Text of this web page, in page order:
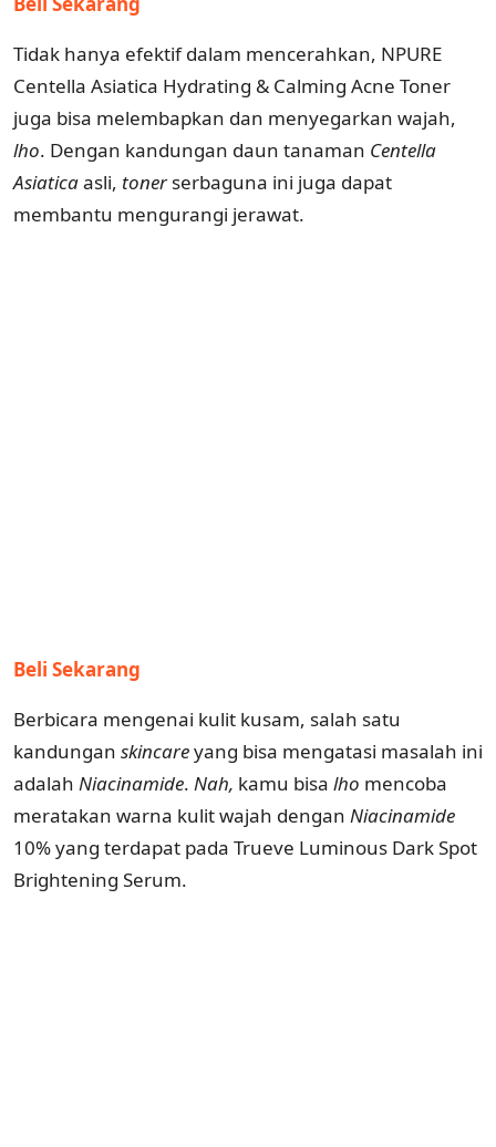
Tidak hanya efektif dalam mencerahkan, NPURE
Centella Asiatica Hydrating & Calming Acne Toner
juga bisa melembapkan dan menyegarkan wajah,
lho. Dengan kandungan daun tanaman Centella
Asiaticaasli, tonerserbaguna ini juga dapat
membantu mengurangi jerawat.
Beli Sekarang
Berbicara mengenai kulit kusam, salah satu
kandungan skincareyang bisa mengatasi masalah ini
adalah Niacinamide. Nah, kamu bisa lho mencoba
meratakan warna kulit wajah dengan Niacinamide
10% yang terdapat pada Trueve Luminous Dark Spot
Brightening Serum.